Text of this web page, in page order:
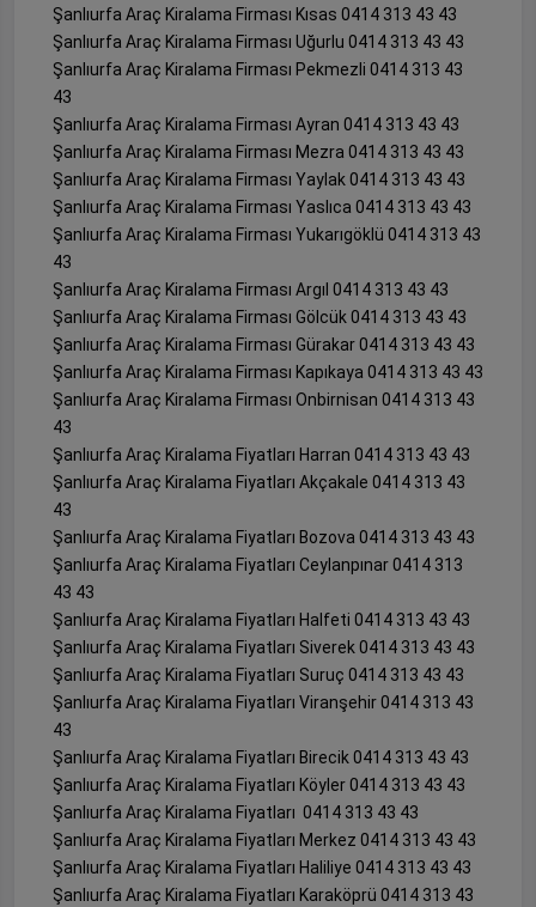
Şanlıurfa Araç Kiralama Firması Kısas 0414 313 43 43
Şanlıurfa Araç Kiralama Firması Uğurlu 0414 313 43 43
Şanlıurfa Araç Kiralama Firması Pekmezli 0414 313 43
43
Şanlıurfa Araç Kiralama Firması Ayran 0414 313 43 43
Şanlıurfa Araç Kiralama Firması Mezra 0414 313 43 43
Şanlıurfa Araç Kiralama Firması Yaylak 0414 313 43 43
Şanlıurfa Araç Kiralama Firması Yaslıca 0414 313 43 43
Şanlıurfa Araç Kiralama Firması Yukarıgöklü 0414 313 43
43
Şanlıurfa Araç Kiralama Firması Argıl 0414 313 43 43
Şanlıurfa Araç Kiralama Firması Gölcük 0414 313 43 43
Şanlıurfa Araç Kiralama Firması Gürakar 0414 313 43 43
Şanlıurfa Araç Kiralama Firması Kapıkaya 0414 313 43 43
Şanlıurfa Araç Kiralama Firması Onbirnisan 0414 313 43
43
Şanlıurfa Araç Kiralama Fiyatları Harran 0414 313 43 43
Şanlıurfa Araç Kiralama Fiyatları Akçakale 0414 313 43
43
Şanlıurfa Araç Kiralama Fiyatları Bozova 0414 313 43 43
Şanlıurfa Araç Kiralama Fiyatları Ceylanpınar 0414 313
43 43
Şanlıurfa Araç Kiralama Fiyatları Halfeti 0414 313 43 43
Şanlıurfa Araç Kiralama Fiyatları Siverek 0414 313 43 43
Şanlıurfa Araç Kiralama Fiyatları Suruç 0414 313 43 43
Şanlıurfa Araç Kiralama Fiyatları Viranşehir 0414 313 43
43
Şanlıurfa Araç Kiralama Fiyatları Birecik 0414 313 43 43
Şanlıurfa Araç Kiralama Fiyatları Köyler 0414 313 43 43
Şanlıurfa Araç Kiralama Fiyatları 0414 313 43 43
Şanlıurfa Araç Kiralama Fiyatları Merkez 0414 313 43 43
Şanlıurfa Araç Kiralama Fiyatları Haliliye 0414 313 43 43
Şanlıurfa Araç Kiralama Fiyatları Karaköprü 0414 313 43